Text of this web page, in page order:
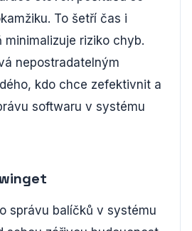
To šetří čas i
minimalizuje riziko chyb.
nepostradatelným
kdo chce zefektivnit a
softwaru v systému
správu balíčků v systému